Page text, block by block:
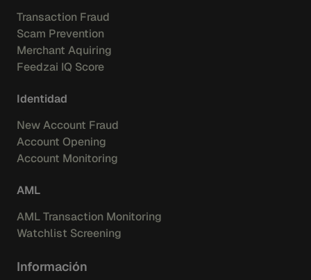
Transaction Fraud
Scam Prevention
Merchant Aquiring
Feedzai IQ Score
Identidad
New Account Fraud
Account Opening
Account Monitoring
AML
AML Transaction Monitoring
Watchlist Screening
Información